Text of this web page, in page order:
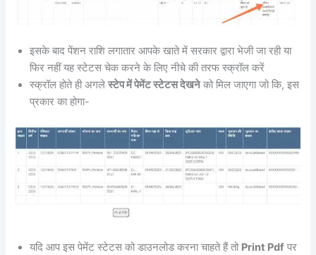
इसके बाद पेंशन राशि लगातार आपके खाते में सरकार द्वारा भेजी जा रही या
फिर नहीं यह स्टेटस चेक करने के लिए नीचे की तरफ स्क्रॉल करें
स्क्रॉल होते ही अगलेस्टेप में पेमेंट स्टेटस देखनेको मिल जाएगा जो कि, इस
प्रकार का होगा-
यदि आप इस पेमेंट स्टेटस को डाउनलोड करना चाहते हैं तो Print Pdf पर